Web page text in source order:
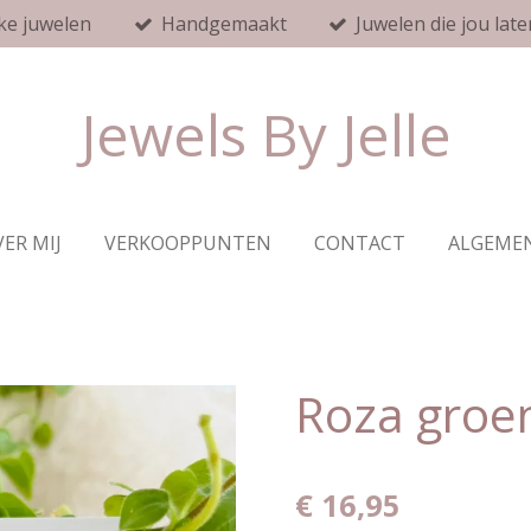
juwelen Handgemaakt Juwelen die jou
Jewels By Jelle
MIJ VERKOOPPUNTEN CONTACT
Roza
€ 16,95